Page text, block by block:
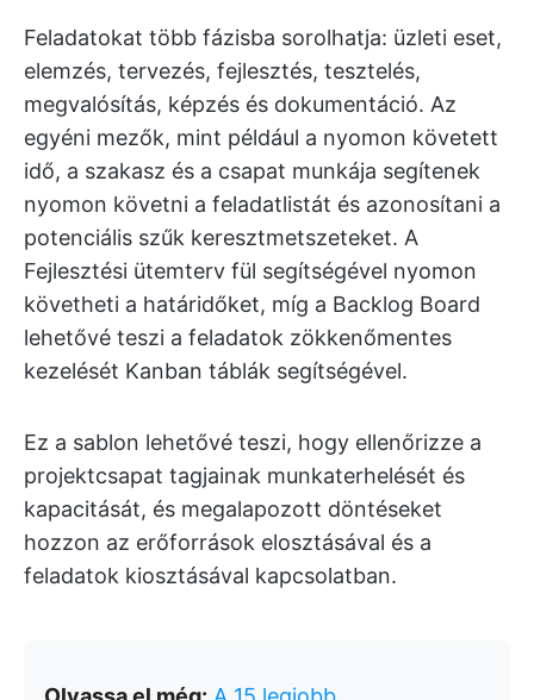
Feladatokat több fázisba sorolhatja: üzleti eset,
elemzés, tervezés, fejlesztés, tesztelés,
megvalósítás, képzés és dokumentáció. Az
egyéni mezők, mint például a nyomon követett
idő, a szakasz és a csapat munkája segítenek
nyomon követni a feladatlistát és azonosítani a
potenciális szűk keresztmetszeteket. A
Fejlesztési ütemterv fül segítségével nyomon
követheti a határidőket, míg a Backlog Board
lehetővé teszi a feladatok zökkenőmentes
kezelését Kanban táblák segítségével.
Ez a sablon lehetővé teszi, hogy ellenőrizze a
projektcsapat tagjainak munkaterhelését és
kapacitását, és megalapozott döntéseket
hozzon az erőforrások elosztásával és a
feladatok kiosztásával kapcsolatban.